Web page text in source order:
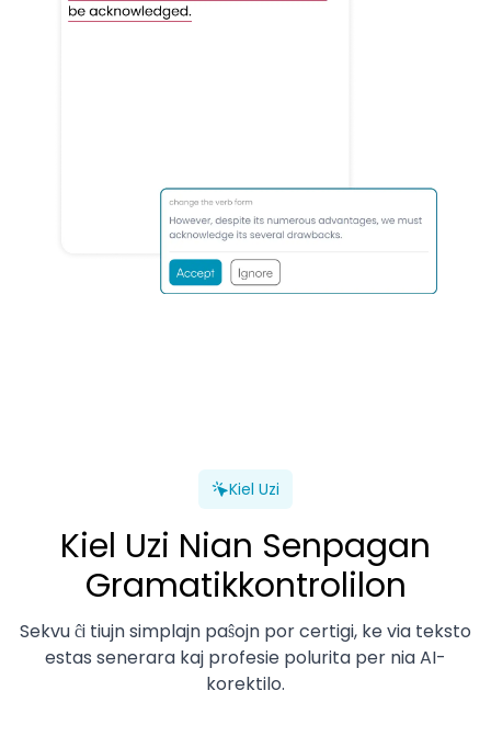
Kiel Uzi
Kiel Uzi Nian Senpagan
Gramatikkontrolilon
Sekvu ĉi tiujn simplajn paŝojn por certigi, ke via teksto
estas senerara kaj profesie polurita per nia AI-
korektilo.